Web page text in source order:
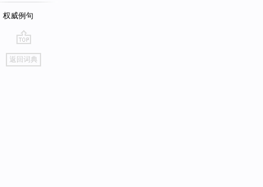
权威例句
go
top
返回词典